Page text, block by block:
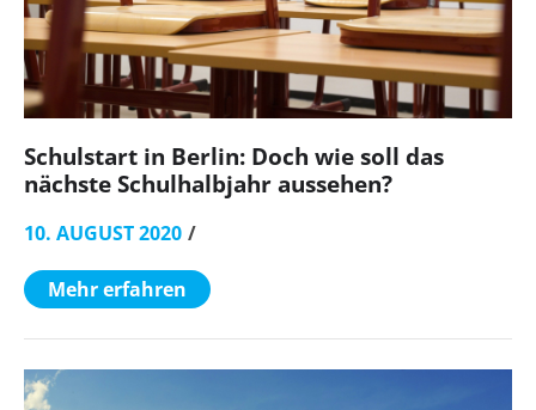
Schulstart in Berlin: Doch wie soll das
nächste Schulhalbjahr aussehen?
10. AUGUST 2020
Mehr erfahren